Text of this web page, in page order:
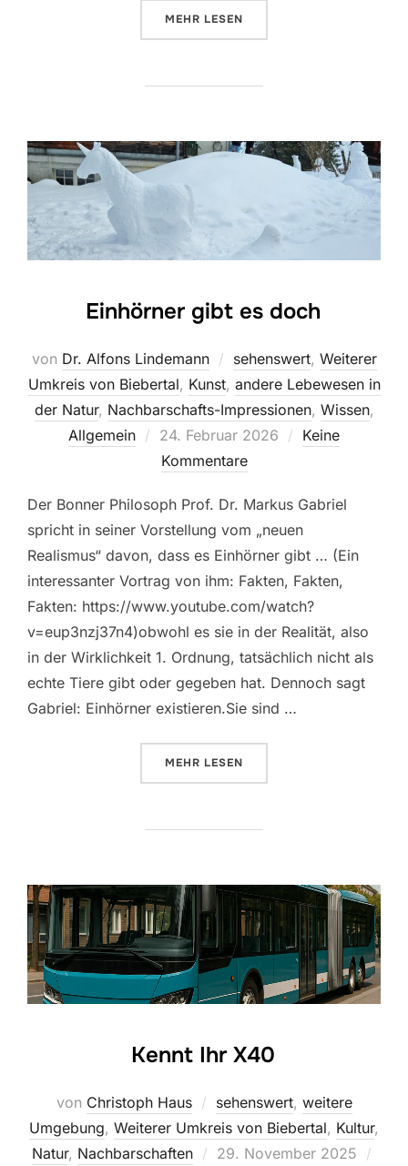
MEHR ÜBER „CIDERWORLD – DIE
LESEN
Einhörner gibt es doch
von Dr. Alfons Lindemann sehenswert, Weiterer
Umkreis von Biebertal, Kunst, andere Lebewesen in
der Natur, Nachbarschafts-Impressionen, Wissen,
Allgemein
Veröffentlicht
am
24. Februar 2026
Keine
Kommentare
Der Bonner Philosoph Prof. Dr. Markus Gabriel
spricht in seiner Vorstellung vom „neuen
Realismus“ davon, dass es Einhörner gibt … (Ein
interessanter Vortrag von ihm: Fakten, Fakten,
Fakten: https://www.youtube.com/watch?
v=eup3nzj37n4)obwohl es sie in der Realität, also
in der Wirklichkeit 1. Ordnung, tatsächlich nicht als
echte Tiere gibt oder gegeben hat. Dennoch sagt
Gabriel: Einhörner existieren.Sie sind …
MEHR ÜBER „EINHÖRNER GIBT ES
LESEN
Kennt Ihr X40
von Christoph Haus sehenswert, weitere
Umgebung, Weiterer Umkreis von Biebertal, Kultur,
Natur, Nachbarschaften
Veröffentlicht
29. November 2025